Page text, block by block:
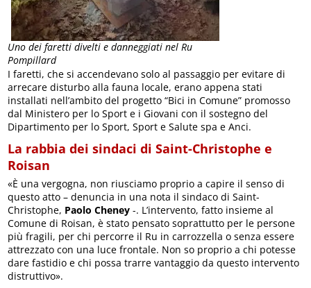
Uno dei faretti divelti e danneggiati nel Ru
Pompillard
I faretti, che si accendevano solo al passaggio per evitare di
arrecare disturbo alla fauna locale, erano appena stati
installati nell’ambito del progetto “Bici in Comune” promosso
dal Ministero per lo Sport e i Giovani con il sostegno del
Dipartimento per lo Sport, Sport e Salute spa e Anci.
La rabbia dei sindaci di Saint-Christophe e
Roisan
«È una vergogna, non riusciamo proprio a capire il senso di
questo atto – denuncia in una nota il sindaco di Saint-
Christophe, Paolo Cheney-. L’intervento, fatto insieme al
Comune di Roisan, è stato pensato soprattutto per le persone
più fragili, per chi percorre il Ru in carrozzella o senza essere
attrezzato con una luce frontale. Non so proprio a chi potesse
dare fastidio e chi possa trarre vantaggio da questo intervento
distruttivo».